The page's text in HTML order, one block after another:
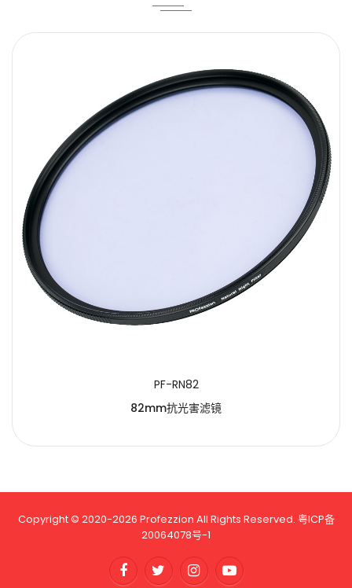
提交
PF-RN82
82mm抗光害滤镜
Copyright © 2020-2026 Profezzion All Rights Reserved. 粤ICP备
20064078号-1